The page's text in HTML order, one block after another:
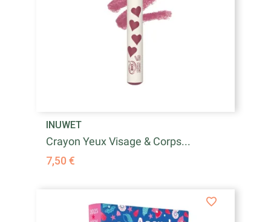
INUWET
Crayon Yeux Visage & Corps...
7,50 €